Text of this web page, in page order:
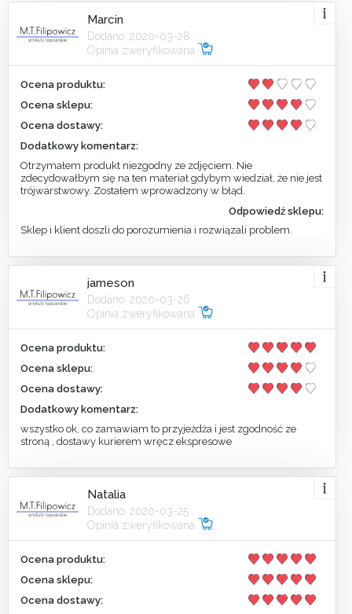
Marcin
Dodano: 2020-03-28
Opinia zweryfikowana
Ocena produktu:
Ocena sklepu:
Ocena dostawy:
Dodatkowy komentarz:
Otrzymałem produkt niezgodny ze zdjęciem. Nie
zdecydowałbym się na ten materiał gdybym wiedział, że nie jest
trójwarstwowy. Zostałem wprowadzony w błąd.
Odpowiedź sklepu:
Sklep i klient doszli do porozumienia i rozwiązali problem.
jameson
Dodano: 2020-03-26
Opinia zweryfikowana
Ocena produktu:
Ocena sklepu:
Ocena dostawy:
Dodatkowy komentarz:
wszystko ok, co zamawiam to przyjeżdża i jest zgodność ze
stroną , dostawy kurierem wręcz ekspresowe
Natalia
Dodano: 2020-03-25
Opinia zweryfikowana
Ocena produktu:
Ocena sklepu:
Ocena dostawy: